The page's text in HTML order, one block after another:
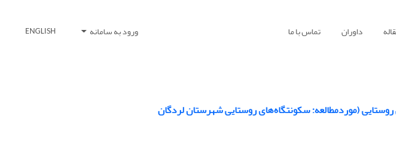
داوران تماس با ما ورود به سامانه ENGLISH
روستایی (موردمطالعه: سکونتگاه‌های روستایی شهرستان لردگان